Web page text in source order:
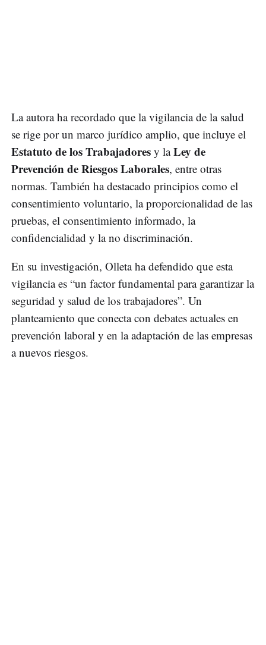
La autora ha recordado que la vigilancia de la salud
se rige por un marco jurídico amplio, que incluye el
Estatuto de los Trabajadores y laLey de
Prevención de Riesgos Laborales, entre otras
normas. También ha destacado principios como el
consentimiento voluntario, la proporcionalidad de las
pruebas, el consentimiento informado, la
confidencialidad y la no discriminación.
En su investigación, Olleta ha defendido que esta
vigilancia es “un factor fundamental para garantizar la
seguridad y salud de los trabajadores”. Un
planteamiento que conecta con debates actuales en
prevención laboral y en la adaptación de las empresas
a nuevos riesgos.